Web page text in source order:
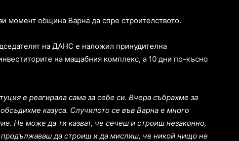
момент община Варна да спре строителството.
на ДАНС е наложил принудителна
на мащабния комплекс, а 10 дни по-късно
е реагирала сама за себе си. Вчера събрахме за
казуса. Случилото се във Варна е много
Не може да ти казват, че сечеш и строиш незаконно,
продължаваш да строиш и да мислиш, че никой нищо не